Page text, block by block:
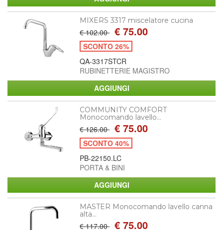
MIXERS 3317 miscelatore cucina
€ 102.00 € 75.00
SCONTO 26%
QA-3317STCR
RUBINETTERIE MAGISTRO
COMMUNITY COMFORT
Monocomando lavello...
€ 126.00 € 75.00
SCONTO 40%
PB-22150.LC
PORTA & BINI
MASTER Monocomando lavello canna
alta...
€ 117.00 € 75.00